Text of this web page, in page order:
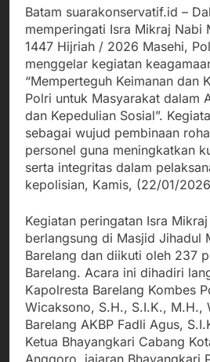
Batam suarakonservatif.id –
memperingati Isra Mikraj Nabi
1447 Hijriah / 2026 Masehi,
menggelar kegiatan
“Memperteguh Keimanan dan
Polri untuk Masyarakat dalam
dan Kepedulian Sosial”.
sebagai wujud pembinaan
personel guna meningkatkan
serta integritas dalam
kepolisian, Kamis, (22/01/
Kegiatan peringatan Isra
berlangsung di Masjid Jihadul
Barelang dan diikuti oleh 237
Barelang. Acara ini dihadiri
Kapolresta Barelang Kombes
Wicaksono, S.H., S.I.K., M.H.,
Barelang AKBP Fadli Agus,
Ketua Bhayangkari Cabang
Anggoro, jajaran Bhayangkari